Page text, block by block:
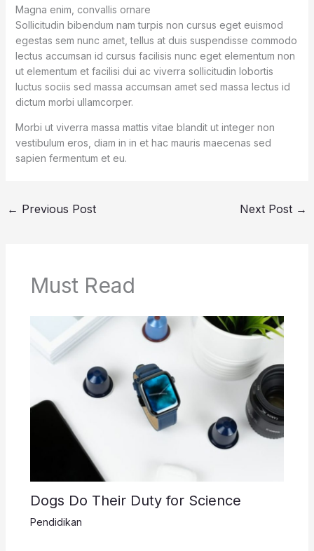
Magna enim, convallis ornare
Sollicitudin bibendum nam turpis non cursus eget euismod
egestas sem nunc amet, tellus at duis suspendisse commodo
lectus accumsan id cursus facilisis nunc eget elementum non
ut elementum et facilisi dui ac viverra sollicitudin lobortis
luctus sociis sed massa accumsan amet sed massa lectus id
dictum morbi ullamcorper.
Morbi ut viverra massa mattis vitae blandit ut integer non
vestibulum eros, diam in in et hac mauris maecenas sed
sapien fermentum et eu.
← Previous Post Next Post →
Must Read
Dogs Do Their Duty for Science
Pendidikan